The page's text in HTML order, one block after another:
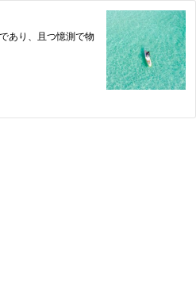
あり、且つ憶測で物